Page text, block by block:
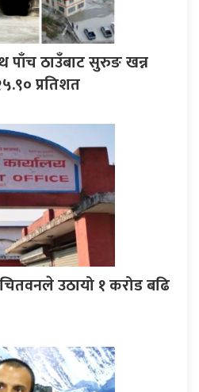
पाँच ठाउँबाट सुरुङ खन्न
प्रतिशत
उठायो १ करोड बढि